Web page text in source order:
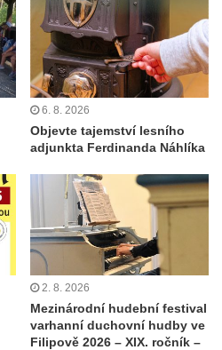
6. 8. 2026
Objevte tajemství lesního
adjunkta Ferdinanda Náhlíka
2. 8. 2026
Mezinárodní hudební festival
varhanní duchovní hudby ve
Filipově 2026 – XIX. ročník –